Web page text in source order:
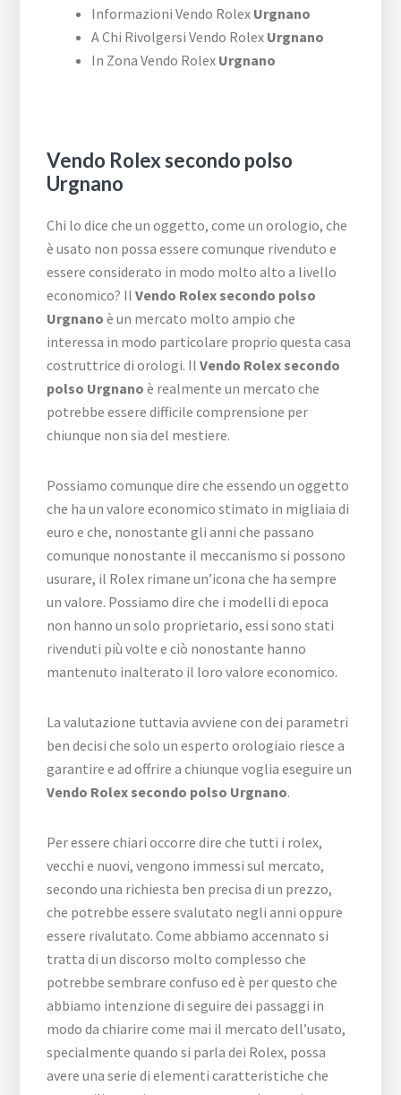
Informazioni Vendo Rolex Urgnano
A Chi Rivolgersi Vendo Rolex Urgnano
In Zona Vendo Rolex Urgnano
Vendo Rolex secondo polso
Urgnano
Chi lo dice che un oggetto, come un orologio, che
è usato non possa essere comunque rivenduto e
essere considerato in modo molto alto a livello
economico? IlVendo Rolex secondo polso
Urgnano è un mercato molto ampio che
interessa in modo particolare proprio questa casa
costruttrice di orologi. IlVendo Rolex secondo
polso Urgnano è realmente un mercato che
potrebbe essere difficile comprensione per
chiunque non sia del mestiere.
Possiamo comunque dire che essendo un oggetto
che ha un valore economico stimato in migliaia di
euro e che, nonostante gli anni che passano
comunque nonostante il meccanismo si possono
usurare, il Rolex rimane un’icona che ha sempre
un valore. Possiamo dire che i modelli di epoca
non hanno un solo proprietario, essi sono stati
rivenduti più volte e ciò nonostante hanno
mantenuto inalterato il loro valore economico.
La valutazione tuttavia avviene con dei parametri
ben decisi che solo un esperto orologiaio riesce a
garantire e ad offrire a chiunque voglia eseguire un
Vendo Rolex secondo polso Urgnano.
Per essere chiari occorre dire che tutti i rolex,
vecchi e nuovi, vengono immessi sul mercato,
secondo una richiesta ben precisa di un prezzo,
che potrebbe essere svalutato negli anni oppure
essere rivalutato. Come abbiamo accennato si
tratta di un discorso molto complesso che
potrebbe sembrare confuso ed è per questo che
abbiamo intenzione di seguire dei passaggi in
modo da chiarire come mai il mercato dell’usato,
specialmente quando si parla dei Rolex, possa
avere una serie di elementi caratteristiche che